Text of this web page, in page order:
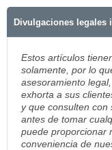
Divulgaciones legales
Estos artículos
solamente, por lo
asesoramiento
exhorta a sus
y que consulten con
antes de tomar
puede proporcionar
conveniencia de